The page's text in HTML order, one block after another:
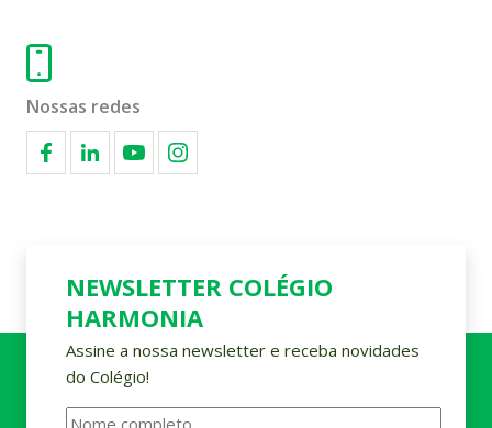
Nossas redes
NEWSLETTER COLÉGIO
HARMONIA
Assine a nossa newsletter e receba novidades
do Colégio!